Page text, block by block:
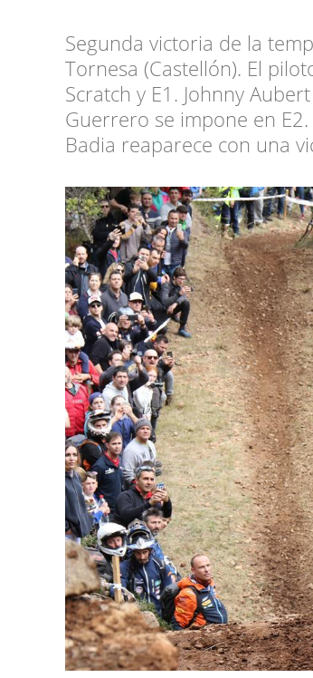
Segunda victoria de la
Tornesa (Castellón). El
Scratch y E1. Johnny
Guerrero se impone en
Badia reaparece con una